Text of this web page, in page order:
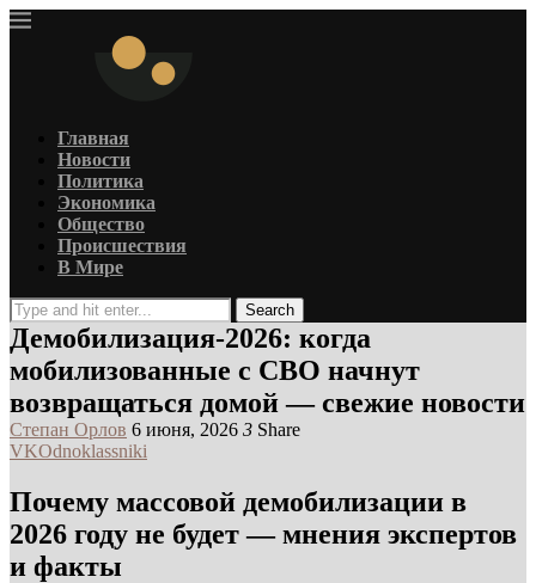
Главная
Новости
Политика
Экономика
Общество
Происшествия
В Мире
Search
Демобилизация-2026: когда
мобилизованные с СВО начнут
возвращаться домой — свежие новости
Степан Орлов 6 июня, 2026 3 Share
VKOdnoklassniki
Почему массовой демобилизации в
2026 году не будет — мнения экспертов
и факты